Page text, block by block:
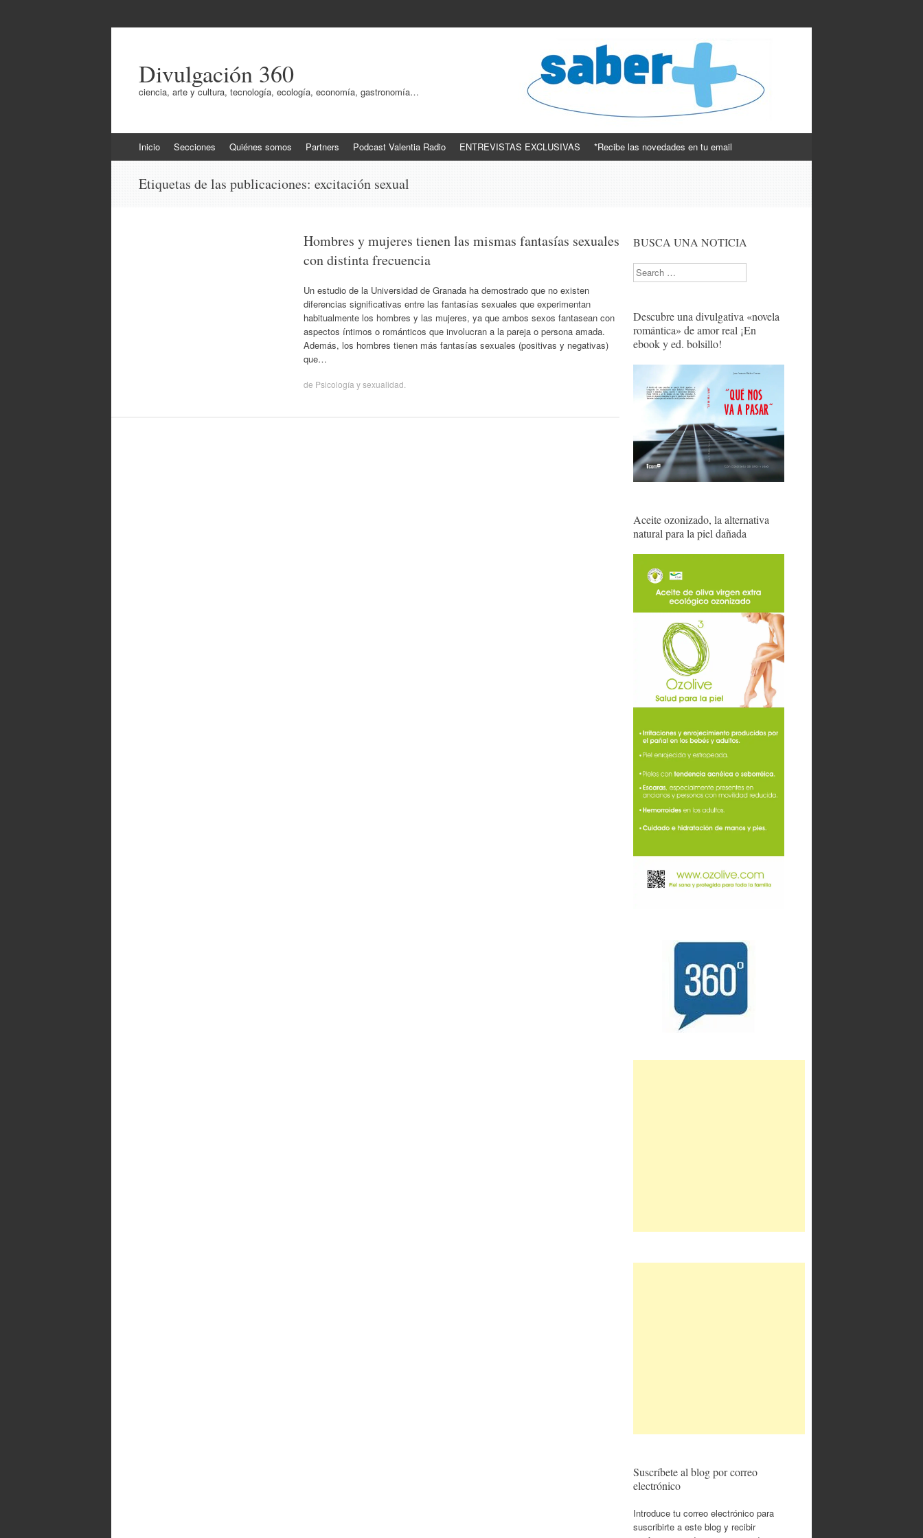
Divulgación 360
ciencia, arte y cultura, tecnología, ecología, economía, gastronomía…
al
Inicio Secciones Quiénes somos Partners Podcast Valentia Radio ENTREVISTAS EXCLUSIVAS *Recibe las novedades en tu email
Etiquetas de las publicaciones: excitación sexual
Hombres y mujeres tienen las mismas fantasías sexuales
con distinta frecuencia
Un estudio de la Universidad de Granada ha demostrado que no existen
diferencias significativas entre las fantasías sexuales que experimentan
habitualmente los hombres y las mujeres, ya que ambos sexos fantasean con
aspectos íntimos o románticos que involucran a la pareja o persona amada.
Además, los hombres tienen más fantasías sexuales (positivas y negativas)
que…
de Psicología y sexualidad
BUSCA UNA NOTICIA
Search
Descubre una divulgativa «novela
romántica» de amor real ¡En
ebook y ed. bolsillo!
Aceite ozonizado, la alternativa
natural para la piel dañada
Suscríbete al blog por correo
electrónico
Introduce tu correo electrónico para
suscribirte a este blog y recibir